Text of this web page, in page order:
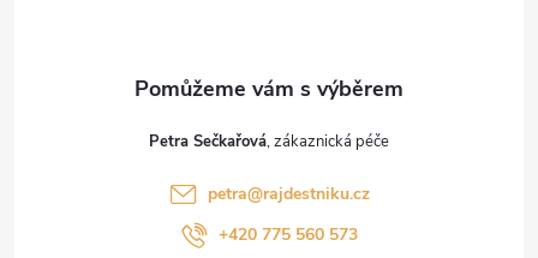
Petra Sečkařová
petra@rajdestniku.cz
+420 775 560 573